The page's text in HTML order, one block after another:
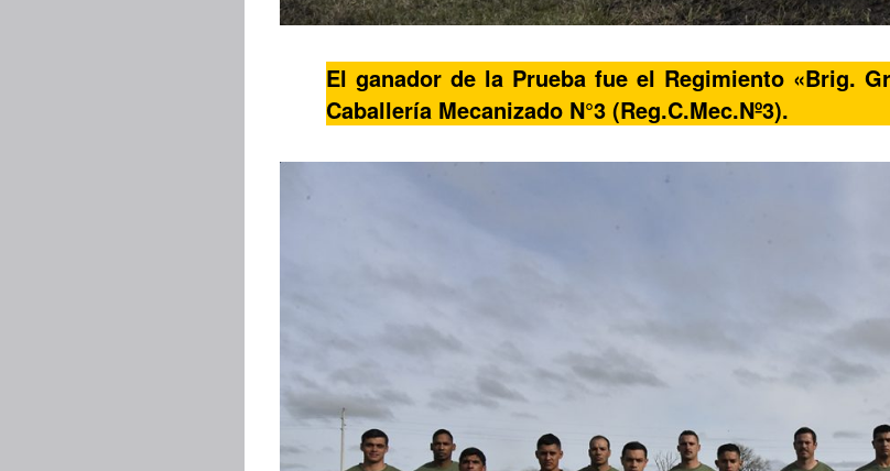
El ganador de la Prueba fue el Regimiento «Brig.
Caballería Mecanizado N°3 (Reg.C.Mec.Nº3).